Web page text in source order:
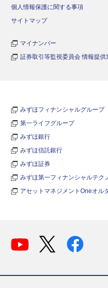
個人情報保護に関する事項
サイトマップ
マイナンバー
証券取引等監視委員会 情報提供
みずほフィナンシャルグループ
第一ライフグループ
みずほ銀行
みずほ信託銀行
みずほ証券
みずほ第一フィナンシャルテク
アセットマネジメントOneオル